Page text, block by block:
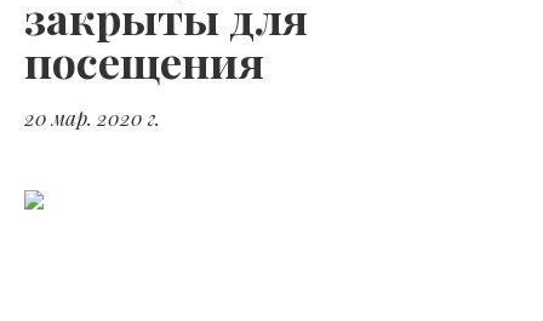
закрыты для
посещения
20 мар. 2020 г.